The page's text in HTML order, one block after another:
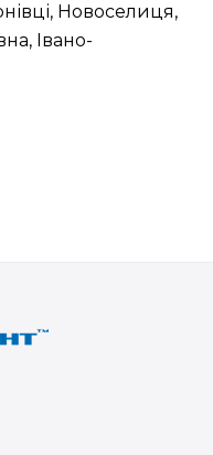
Новоселиця,
Івано-